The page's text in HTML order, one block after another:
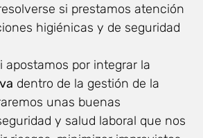
si prestamos atención
higiénicas y de seguridad
apostamos por integrar la
dentro de la gestión de la
unas buenas
y salud laboral que nos